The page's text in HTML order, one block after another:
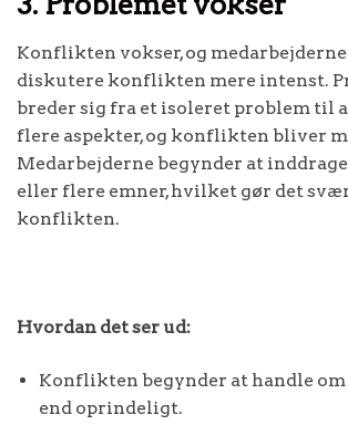
Konflikten vokser, og
diskutere konflikten mere intenst.
breder sig fra et isoleret problem til
flere aspekter, og konflikten bliver
Medarbejderne begynder at
eller flere emner, hvilket gør det
konflikten.
Hvordan det ser ud:
Konflikten begynder at handle
end oprindeligt.